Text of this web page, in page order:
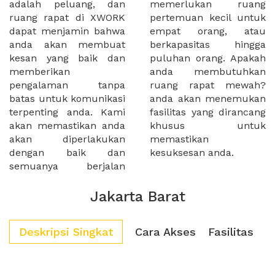
adalah peluang, dan
ruang rapat di XWORK
dapat menjamin bahwa
anda akan membuat
kesan yang baik dan
memberikan
pengalaman tanpa
batas untuk komunikasi
terpenting anda. Kami
akan memastikan anda
akan diperlakukan
dengan baik dan
semuanya berjalan
memerlukan ruang
pertemuan kecil untuk
empat orang, atau
berkapasitas hingga
puluhan orang. Apakah
anda membutuhkan
ruang rapat mewah?
anda akan menemukan
fasilitas yang dirancang
khusus untuk
memastikan
kesuksesan anda.
Jakarta Barat
Deskripsi Singkat Cara Akses Fasilitas